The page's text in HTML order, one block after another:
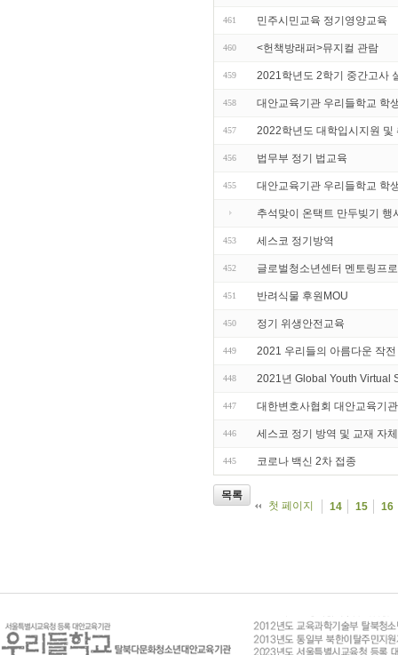
461 민주시민교육 정기영양교육
460 <헌책방래퍼>뮤지컬 관람
459 2021학년도 2학기 중간고사
458 대안교육기관 우리들학교 학
457 2022학년도 대학입시지원 및
456 법무부 정기 법교육
455 대안교육기관 우리들학교 학
추석맞이 온택트 만두빚기 행
453 세스코 정기방역
452 글로벌청소년센터 멘토링프
451 반려식물 후원MOU
450 정기 위생안전교육
449 2021 우리들의 아름다운 작
448 2021년 Global Youth Virtual
447 대한변호사협회 대안교육기
446 세스코 정기 방역 및 교재 자
445 코로나 백신 2차 접종
목록
첫 페이지
14 15 16